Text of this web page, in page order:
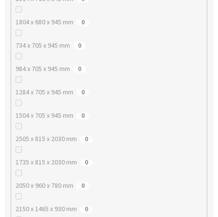
1804 x 680 x 945 mm 0
734 x 705 x 945 mm 0
984 x 705 x 945 mm 0
1284 x 705 x 945 mm 0
1504 x 705 x 945 mm 0
2505 x 815 x 2030 mm 0
1735 x 815 x 2030 mm 0
2050 x 960 x 780 mm 0
2150 x 1465 x 930 mm 0